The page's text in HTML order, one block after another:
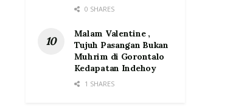
0 SHARES
Malam Valentine ,
Tujuh Pasangan Bukan
Muhrim di Gorontalo
Kedapatan Indehoy
1 SHARES